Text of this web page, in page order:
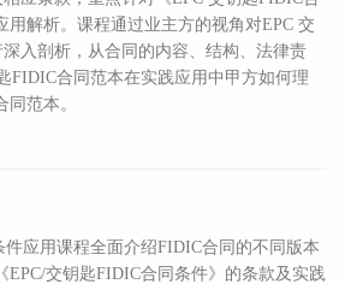
用解析。课程通过业主方的视角对EPC 交
入剖析，从合同的内容、结构、法律责
FIDIC合同范本在实践应用中甲方如何理
范本。
件应用课程全面介绍FIDIC合同的不同版本
EPC/交钥匙FIDIC合同条件》的条款及实践